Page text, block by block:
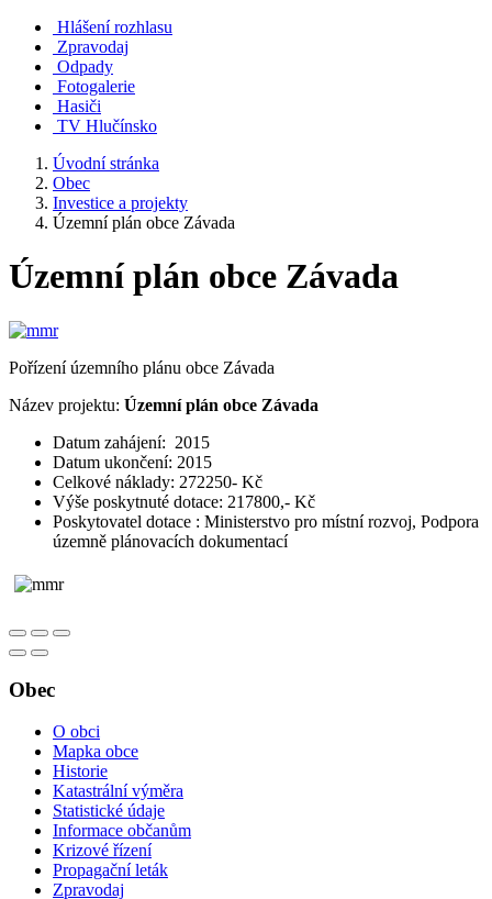
Hlášení rozhlasu
Zpravodaj
Odpady
Fotogalerie
Hasiči
TV Hlučínsko
Úvodní stránka
Obec
Investice a projekty
Územní plán obce Závada
Územní plán obce Závada
Pořízení územního plánu obce Závada
Název projektu: Územní plán obce Závada
Datum zahájení: 2015
Datum ukončení: 2015
Celkové náklady: 272250- Kč
Výše poskytnuté dotace: 217800,- Kč
Poskytovatel dotace : Ministerstvo pro místní rozvoj, Podpora
územně plánovacích dokumentací
Obec
O obci
Mapka obce
Historie
Katastrální výměra
Statistické údaje
Informace občanům
Krizové řízení
Propagační leták
Zpravodaj